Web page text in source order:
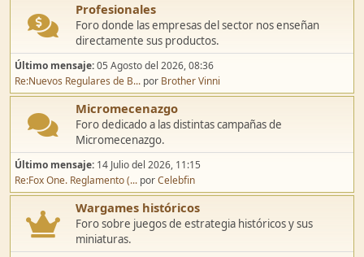
Profesionales
Foro donde las empresas del sector nos enseñan
directamente sus productos.
Último mensaje:05 Agosto del 2026, 08:36
Re:Nuevos Regulares de B... por Brother Vinni
Micromecenazgo
Foro dedicado a las distintas campañas de
Micromecenazgo.
Último mensaje: 14 Julio del 2026, 11:15
Re:Fox One. Reglamento (... porCelebfin
Wargames históricos
Foro sobre juegos de estrategia históricos y sus
miniaturas.